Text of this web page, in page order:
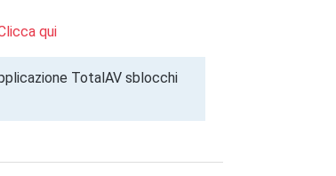
qui
TotalAV sblocchi